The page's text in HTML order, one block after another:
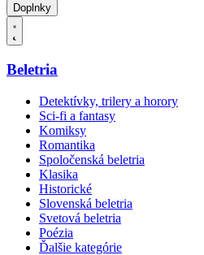
Doplnky
Beletria
Detektívky, trilery a horory
Sci-fi a fantasy
Komiksy
Romantika
Spoločenská beletria
Klasika
Historické
Slovenská beletria
Svetová beletria
Poézia
Ďalšie kategórie